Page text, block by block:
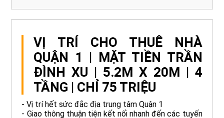
VỊ TRÍ CHO THUÊ NHÀ
QUẬN 1 | MẶT TIỀN TRẦN
ĐÌNH XU | 5.2M X 20M | 4
TẦNG | CHỈ 75 TRIỆU
- Vị trí hết sức đắc địa trung tâm Quận 1
- Giao thông thuận tiện kết nối nhanh đến các tuyến